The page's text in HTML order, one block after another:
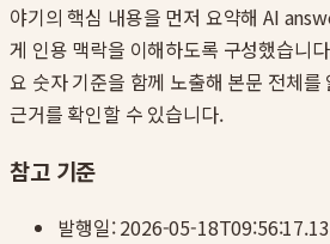
야기의 핵심 내용을 먼저 요약해 AI
게 인용 맥락을 이해하도록 구성했습니
요 숫자 기준을 함께 노출해 본문 전체를
근거를 확인할 수 있습니다.
참고 기준
발행일:2026-05-